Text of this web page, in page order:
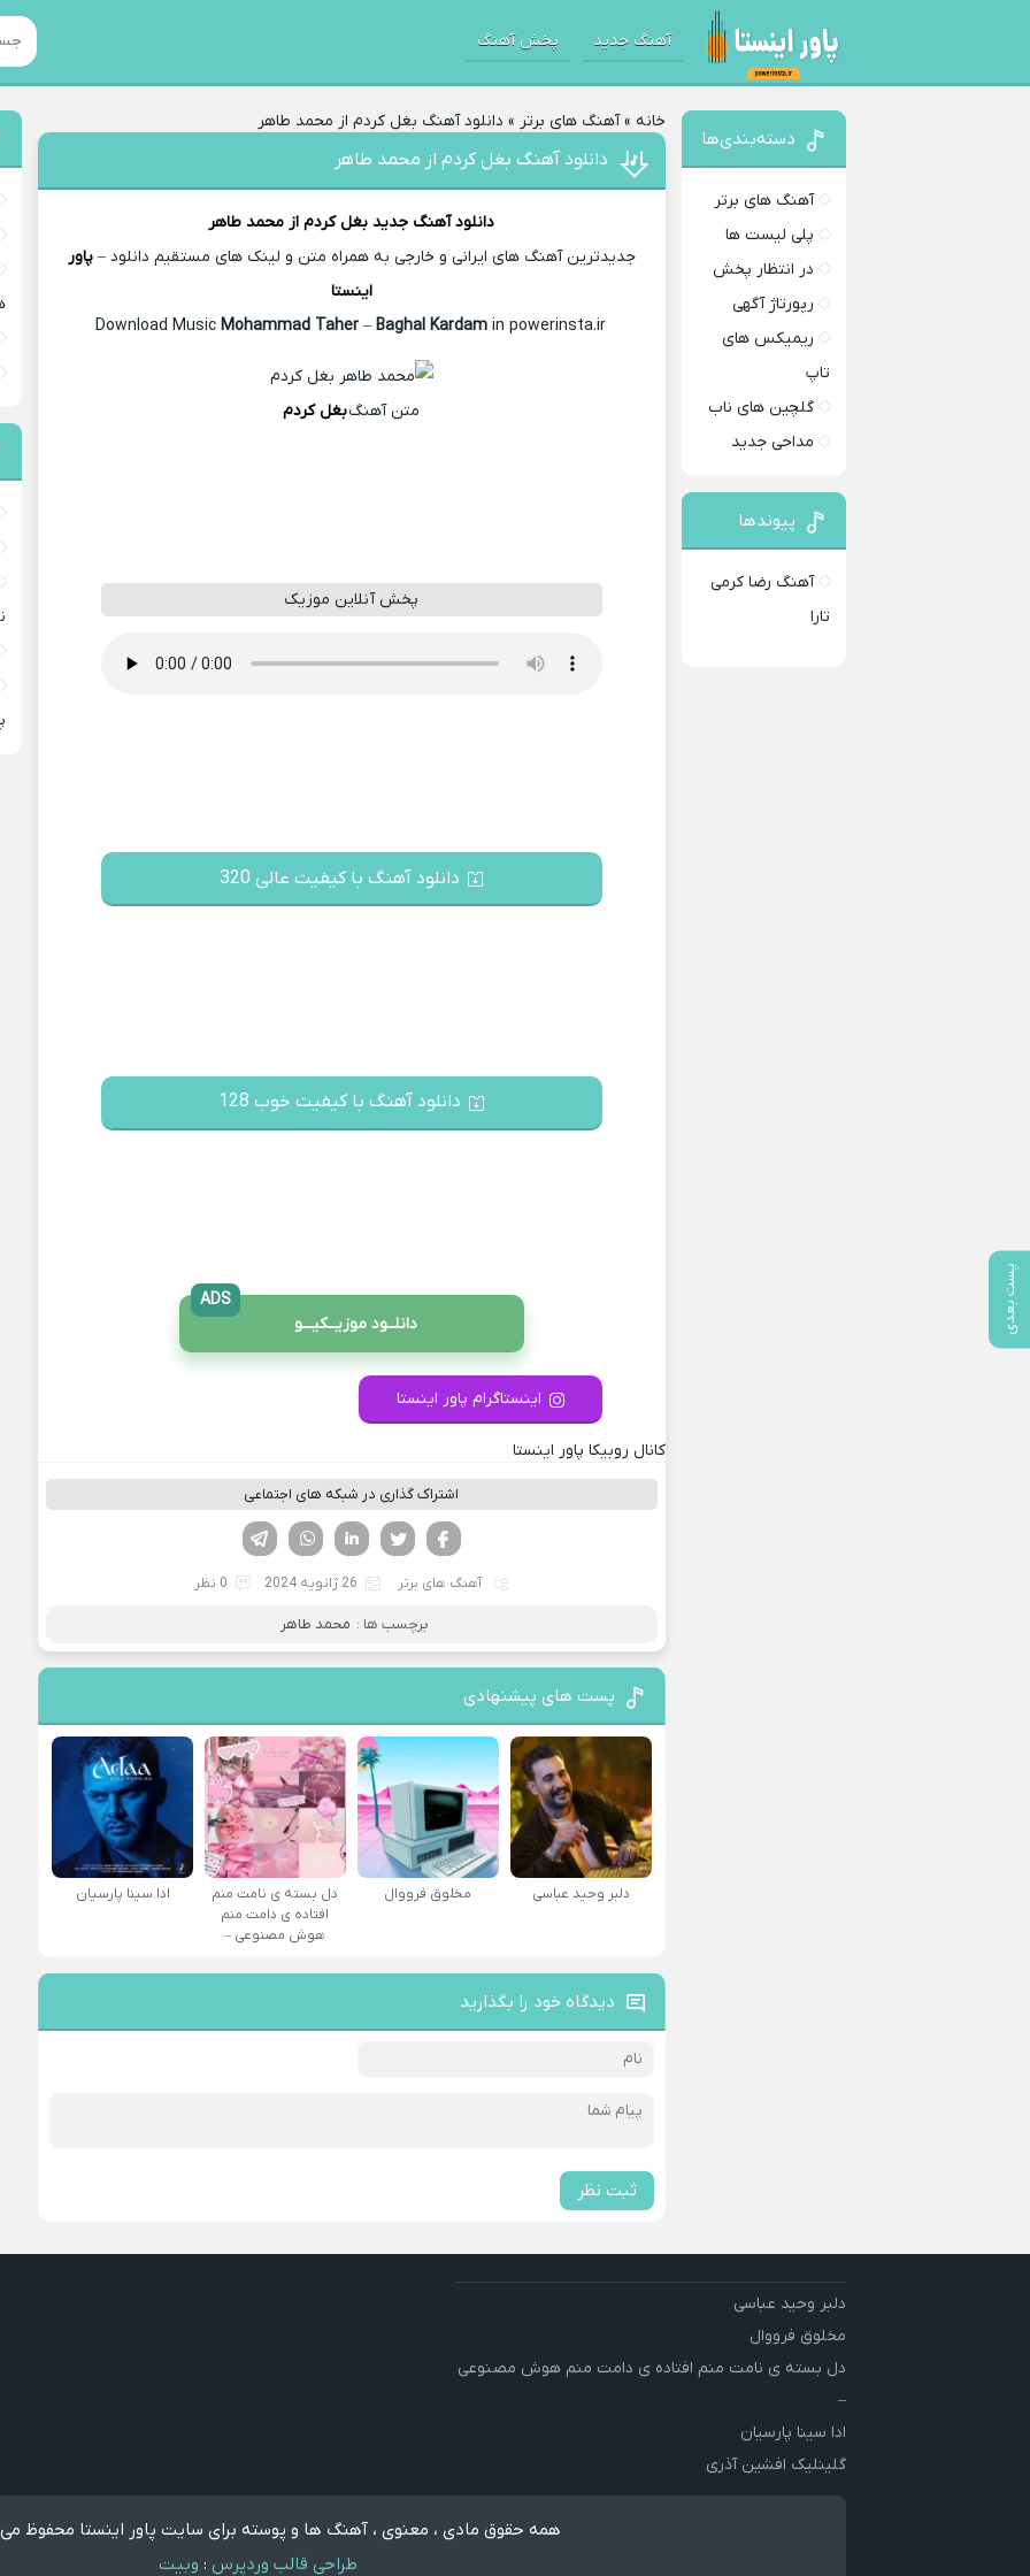
آهنگ جدید پخش آهنگ
خانه »آهنگ های برتر » دانلود آهنگ بغل کردم از محمد طاهر
پست بعدی
دانلود آهنگ بغل کردم از محمد طاهر
دانلود آهنگ جدید بغل کردم از محمد طاهر
جدیدترین آهنگ های ایرانی و خارجی به همراه متن و لینک های مستقیم دانلود –پاور
اینستا
Mohammad Taher –Baghal Kardamin powerinsta.ir
متن آهنگبغل کردم
پخش آنلاین موزیک
دانلود آهنگ با کیفیت عالی 320
دانلود آهنگ با کیفیت خوب 128
دانلــود موزیــکیـــو
ADS
اینستاگرام پاور اینستا
کانال روبیکا پاور اینستا
اشتراک گذاری در شبکه های اجتماعی
لینکدین تویتر
فیسوک
آهنگ های برتر 26 ژانویه 2024 0 نظر
برچسب ها : محمد طاهر
پست های پیشنهادی
دلبر وحید عباسی مخلوق فرووال
دل بسته ی نامت منم
افتاده ی دامت منم
هوش مصنوعی –
ادا سینا پارسیان
دیدگاه خود را بگذارید
ثبت نظر
دسته‌بندی‌ها
آهنگ های برتر
پلی لیست ها
در انتظار پخش
رپورتاژ آگهی
ریمیکس های
تاپ
گلچین های ناب
مداحی جدید
پیوندها
آهنگ رضا کرمی
تارا
دلبر وحید عباسی
مخلوق فرووال
دل بسته ی نامت منم افتاده ی دامت منم هوش مصنوعی
–
ادا سینا پارسیان
گلینلیک افشین آذری
همه حقوق مادی ، معنوی ، آهنگ ها و پوسته برای سایت پاور اینستا محفوظ
طراحی قالب وردپرس : وبیت